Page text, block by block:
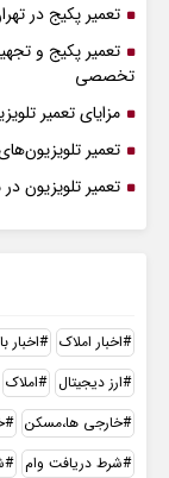
تعمیر پکیج در
تعمیر پکیج و
تخصصی
مزایای تعمیر
تعمیر
تعمیر تلویزیون
اخبار املاک اخبار
ارز دیجیتال
املاک
خارجی ها،مسکن
شرط دریافت وام